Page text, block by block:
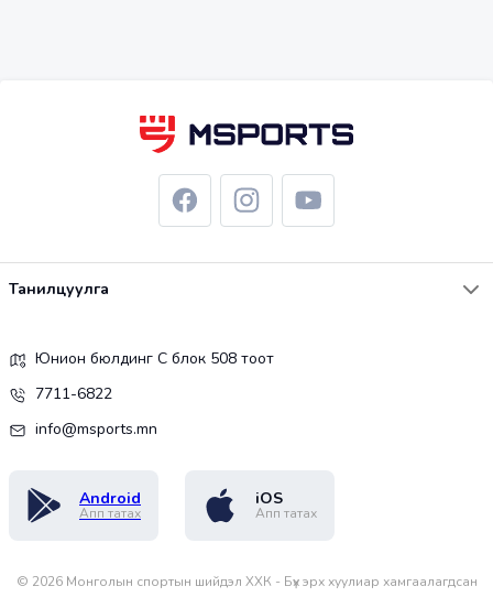
Танилцуулга
Юнион бюлдинг С блок 508 тоот
7711-6822
info@msports.mn
Android
Апп татах
iOS
Апп татах
© 2026Монголын спортын шийдэл ХХК - Бүх эрх хуулиар хамгаалагдсан